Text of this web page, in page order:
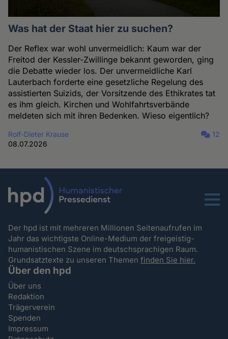
Was hat der Staat hier zu suchen?
Der Reflex war wohl unvermeidlich: Kaum war der
Freitod der Kessler-Zwillinge bekannt geworden, ging
die Debatte wieder los. Der unvermeidliche Karl
Lauterbach forderte eine gesetzliche Regelung des
assistierten Suizids, der Vorsitzende des Ethikrates tat
es ihm gleich. Kirchen und Wohlfahrtsverbände
meldeten sich mit ihren Bedenken. Wieso eigentlich?
Rolf-Dieter Krause
08.07.2026
12
Menu
Der hpd ist mit mehreren Millionen Seitenaufrufen im
Jahr das wichtigste Online-Medium der freigeistig-
humanistischen Szene im deutschsprachigen Raum.
Grundsatztexte zu unseren Themenfinden Sie hier.
Über den hpd
Über uns
Redaktion
Trägerverein
Spenden
Impressum